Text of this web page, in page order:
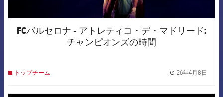
FCバルセロナ - アトレティコ・デ・マドリード:
チャンピオンズの時間
トップチーム 26年4月8日